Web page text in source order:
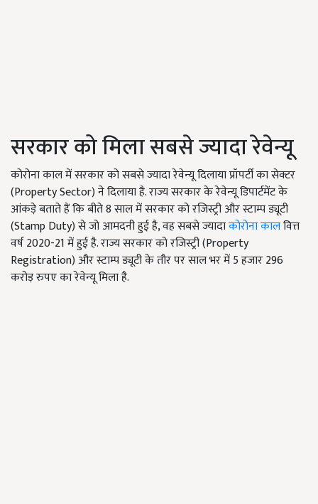
सरकार को मिला सबसे ज्यादा रेवेन्यू
कोरोना काल में सरकार को सबसे ज्यादा रेवेन्यू दिलाया प्रॉपर्टी का सेक्टर
(Property Sector) ने दिलाया है. राज्य सरकार के रेवेन्यू डिपार्टमेंट के
आंकड़े बताते हैं कि बीते 8 साल में सरकार को रजिस्ट्री और स्टाम्प ड्यूटी
(Stamp Duty) से जो आमदनी हुई है, वह सबसे ज्यादाकोरोना कालवित्त
वर्ष 2020-21 में हुई है. राज्य सरकार को रजिस्ट्री (Property
Registration) और स्टाम्प ड्यूटी के तौर पर साल भर में 5 हजार 296
करोड़ रुपए का रेवेन्यू मिला है.